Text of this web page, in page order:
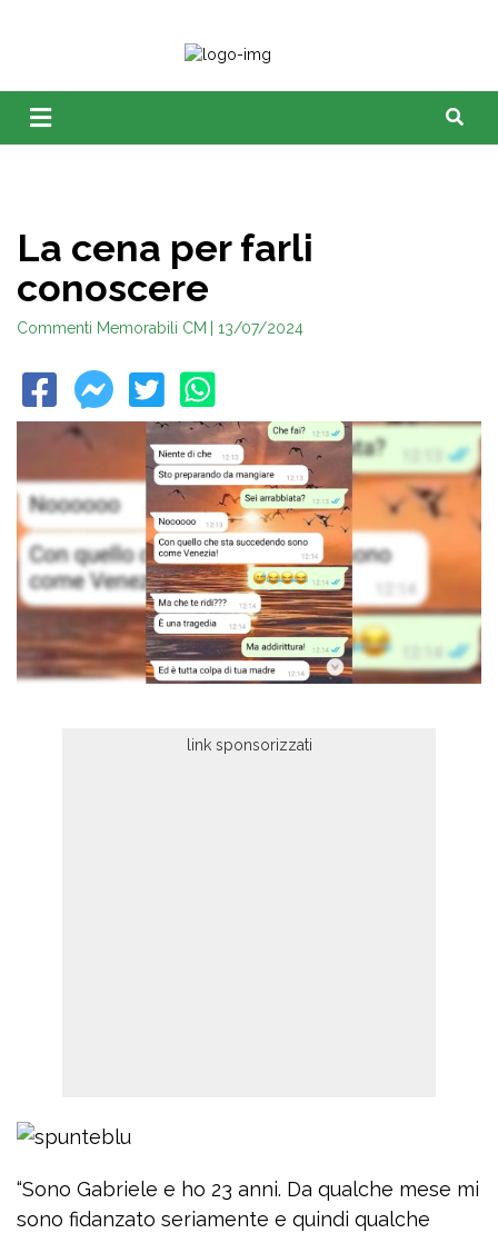
La cena per farli
conoscere
Commenti Memorabili CM | 13/07/2024
“Sono Gabriele e ho 23 anni. Da qualche mese mi
sono fidanzato seriamente e quindi qualche